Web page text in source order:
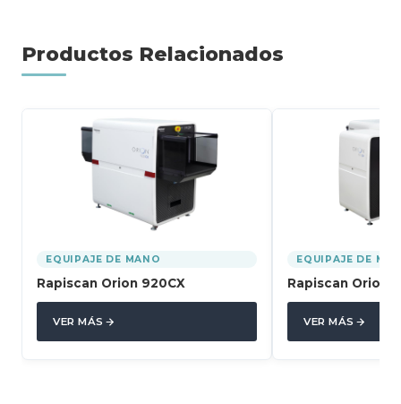
Productos Relacionados
EQUIPAJE DE MANO
Rapiscan Orion 920CX
VER MÁS
EQUIPAJE DE
Rapiscan Orion
VER MÁS